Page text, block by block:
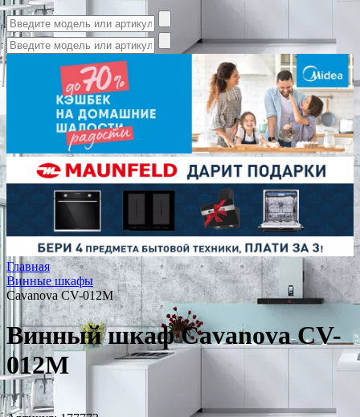
Главная
Винные шкафы
Cavanova CV-012M
Винный шкаф Cavanova CV-
012M